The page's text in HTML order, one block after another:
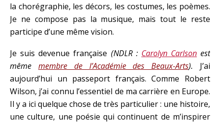
la chorégraphie, les décors, les costumes, les poèmes.
Je ne compose pas la musique, mais tout le reste
participe d’une même vision.
Je suis devenue française (NDLR : Carolyn Carlsonest
même membre de l’Académie des Beaux-Arts). J’ai
aujourd’hui un passeport français. Comme Robert
Wilson, j’ai connu l’essentiel de ma carrière en Europe.
Il y a ici quelque chose de très particulier : une histoire,
une culture, une poésie qui continuent de m’inspirer